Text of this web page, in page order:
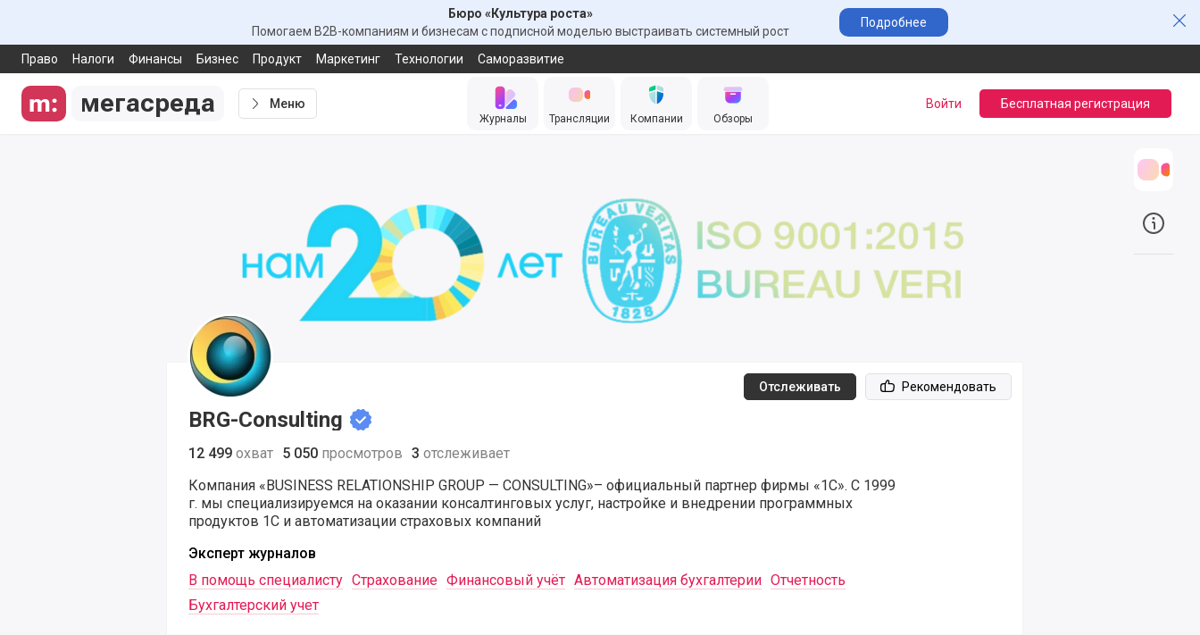
Бюро «Культура роста»
Помогаем B2B-компаниям и бизнесам с подписной моделью выстраивать системный рост
Подробнее
Право Налоги Финансы Бизнес Продукт Маркетинг Технологии Саморазвитие
мегасреда Меню
Журналы Трансляции Компании Обзоры
Войти Бесплатная регистрация
Отслеживать Рекомендовать
BRG-Consulting
12 499 охват 5 050 просмотров 3 отслеживает
Компания «BUSINESS RELATIONSHIP GROUP — CONSULTING»– официальный партнер фирмы «1С». С 1999
г. мы специализируемся на оказании консалтинговых услуг, настройке и внедрении программных
продуктов 1С и автоматизации страховых компаний
Эксперт журналов
В помощь специалисту Страхование Финансовый учёт Автоматизация бухгалтерии Отчетность
Бухгалтерский учет
О